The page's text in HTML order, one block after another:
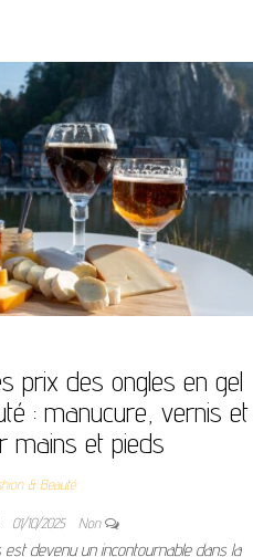
prix des ongles en gel
: manucure, vernis et
mains et pieds
& Beauté
01/10/2025 Non
devenu un incontournable dans la